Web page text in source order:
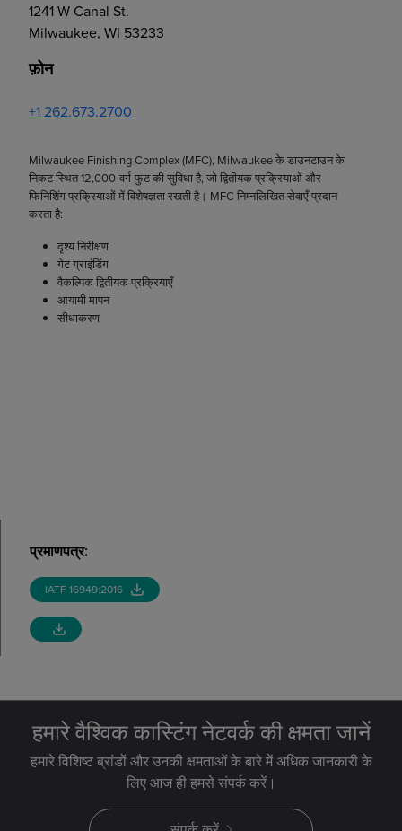
1241 W Canal St.
Milwaukee, WI 53233
फ़ोन
+1 262.673.2700
Milwaukee Finishing Complex (MFC), Milwaukee के डाउनटाउन के
निकट स्थित 12,000-वर्ग-फुट की सुविधा है, जो द्वितीयक प्रक्रियाओं और
फिनिशिंग प्रक्रियाओं में विशेषज्ञता रखती है। MFC निम्नलिखित सेवाएँ प्रदान
करता है:
दृश्य निरीक्षण
गेट ग्राइंडिंग
वैकल्पिक द्वितीयक प्रक्रियाएँ
आयामी मापन
सीधाकरण
प्रमाणपत्र:
IATF 16949:2016
हमारे वैश्विक कास्टिंग नेटवर्क की क्षमता जानें
हमारे विशिष्ट ब्रांडों और उनकी क्षमताओं के बारे में अधिक जानकारी के
लिए आज ही हमसे संपर्क करें।